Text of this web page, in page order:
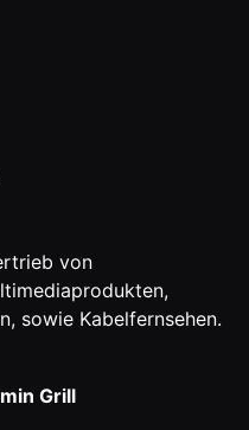
von
sowie Kabelfernsehen.
Grill